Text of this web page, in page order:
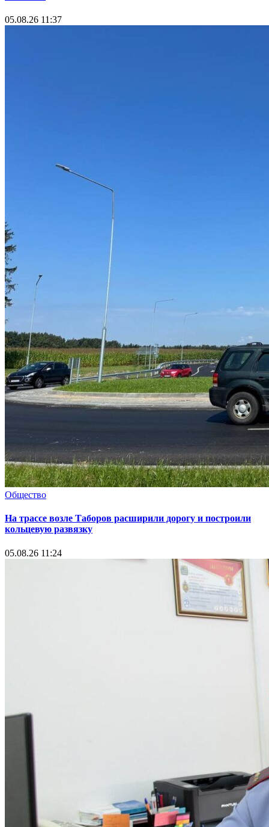
05.08.26 11:37
Общество
На трассе возле Таборов расширили дорогу и построили
кольцевую развязку
05.08.26 11:24